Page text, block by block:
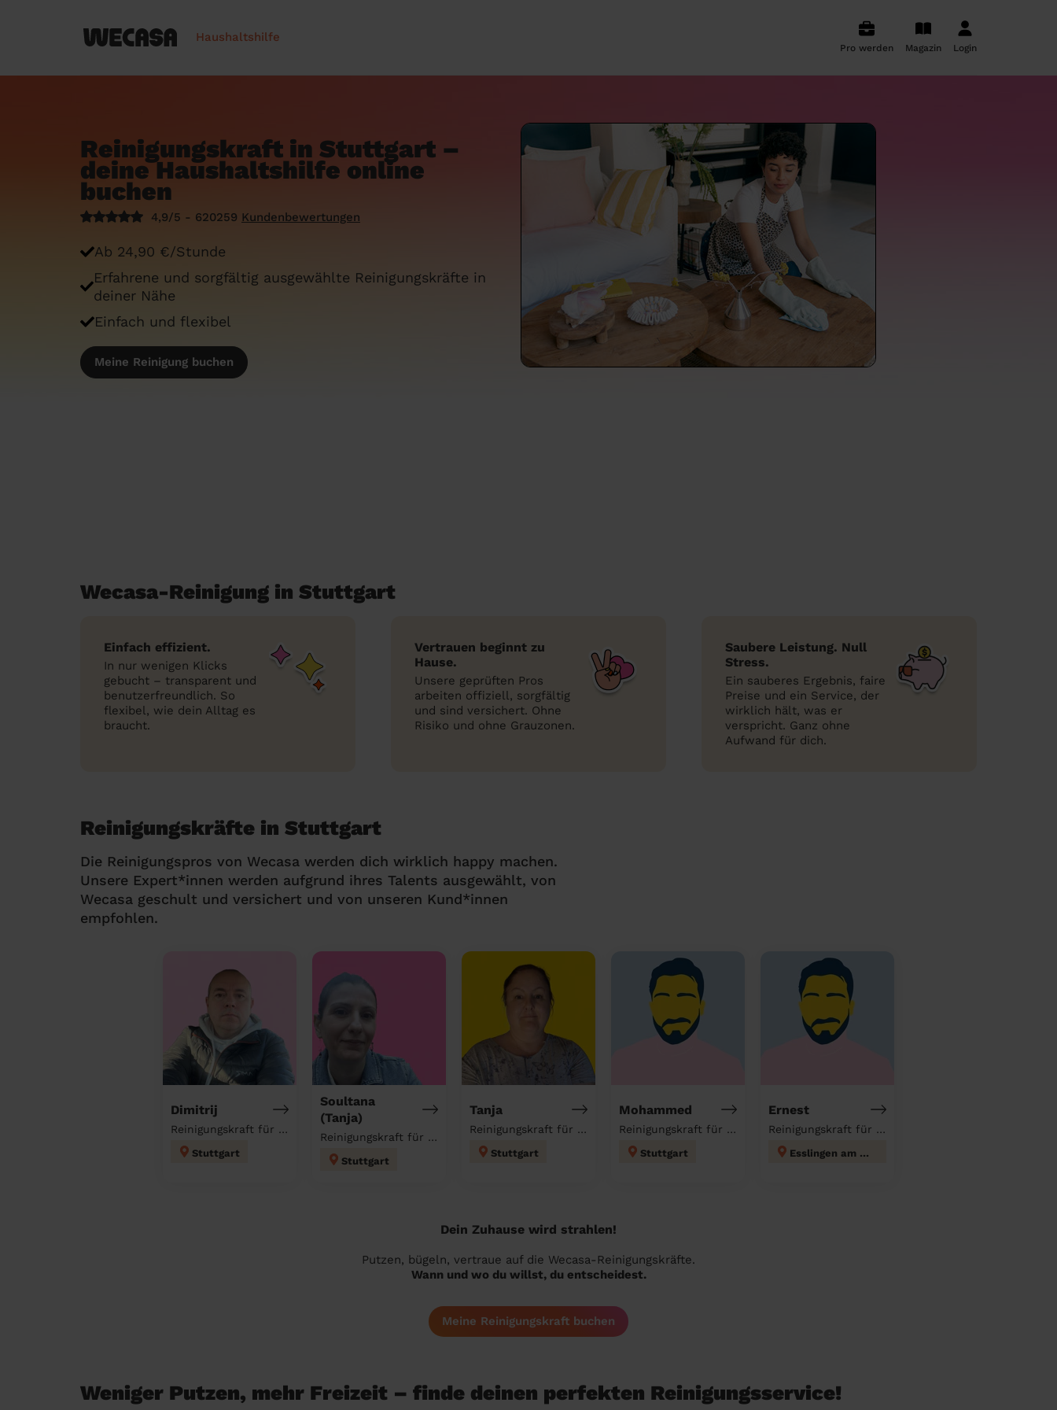
Haushaltshilfe
Pro werden Magazin Login
Reinigungskraft in Stuttgart –
deine Haushaltshilfe online
buchen
4,9/5 - 620259 Kundenbewertungen
Ab 24,90 €/Stunde
Erfahrene und sorgfältig ausgewählte Reinigungskräfte in
deiner Nähe
Einfach und flexibel
Meine Reinigung buchen
Wecasa-Reinigung in Stuttgart
Einfach effizient.
In nur wenigen Klicks
gebucht – transparent und
benutzerfreundlich. So
flexibel, wie dein Alltag es
braucht.
Vertrauen beginnt zu
Hause.
Unsere geprüften Pros
arbeiten offiziell, sorgfältig
und sind versichert. Ohne
Risiko und ohne Grauzonen.
Saubere Leistung. Null
Stress.
Ein sauberes Ergebnis, faire
Preise und ein Service, der
wirklich hält, was er
verspricht. Ganz ohne
Aufwand für dich.
Reinigungskräfte in Stuttgart
Die Reinigungspros von Wecasa werden dich wirklich happy machen.
Unsere Expert*innen werden aufgrund ihres Talents ausgewählt, von
Wecasa geschult und versichert und von unseren Kund*innen
empfohlen.
Dimitrij
Reinigungskraft für deinen Haushalt
Stuttgart
Soultana
(Tanja)
Reinigungskraft für deinen Haushalt
Stuttgart
Tanja
Reinigungskraft für deinen Haushalt
Stuttgart
Mohammed
Reinigungskraft für deinen Haushalt
Stuttgart
Ernest
Reinigungskraft für deinen Haushalt
Esslingen am Neckar
Dein Zuhause wird strahlen!
Putzen, bügeln, vertraue auf die Wecasa-Reinigungskräfte.
Wann und wo du willst, du entscheidest.
Meine Reinigungskraft buchen
Weniger Putzen, mehr Freizeit – finde deinen perfekten Reinigungsservice!